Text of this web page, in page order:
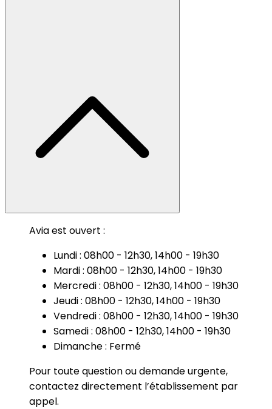
Avia est ouvert :
Lundi : 08h00 - 12h30, 14h00 - 19h30
Mardi : 08h00 - 12h30, 14h00 - 19h30
Mercredi : 08h00 - 12h30, 14h00 - 19h30
Jeudi : 08h00 - 12h30, 14h00 - 19h30
Vendredi : 08h00 - 12h30, 14h00 - 19h30
Samedi : 08h00 - 12h30, 14h00 - 19h30
Dimanche : Fermé
Pour toute question ou demande urgente,
contactez directement l’établissement par
appel.